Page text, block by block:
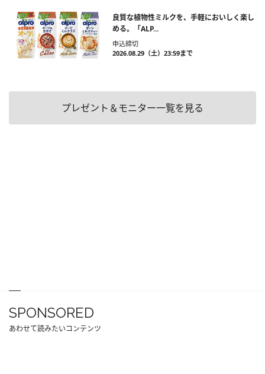
良質な植物性ミルクを、手軽においしく楽し
める。「ALP...
申込締切
2026.08.29（土）23:59まで
プレゼント＆モニター一覧を見る
SPONSORED
あわせて読みたいコンテンツ